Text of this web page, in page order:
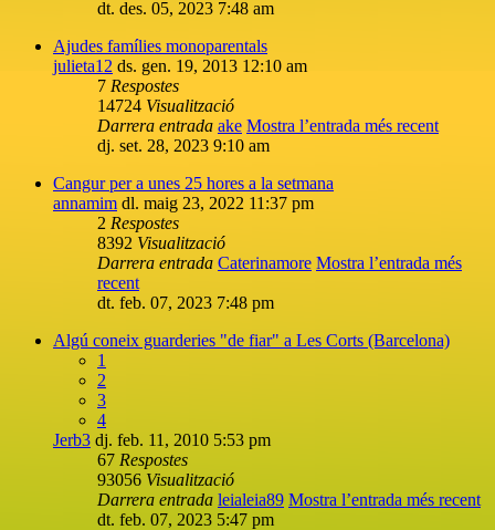
dt. des. 05, 2023 7:48 am
Ajudes famílies monoparentals
julieta12 ds. gen. 19, 2013 12:10 am
7 Respostes
14724 Visualització
Darrera entrada ake Mostra l’entrada més recent
dj. set. 28, 2023 9:10 am
Cangur per a unes 25 hores a la setmana
annamim dl. maig 23, 2022 11:37 pm
2 Respostes
8392 Visualització
Darrera entrada Caterinamore Mostra l’entrada més
recent
dt. feb. 07, 2023 7:48 pm
Algú coneix guarderies "de fiar" a Les Corts (Barcelona)
1
2
3
4
Jerb3 dj. feb. 11, 2010 5:53 pm
67 Respostes
93056 Visualització
Darrera entrada leialeia89 Mostra l’entrada més recent
dt. feb. 07, 2023 5:47 pm